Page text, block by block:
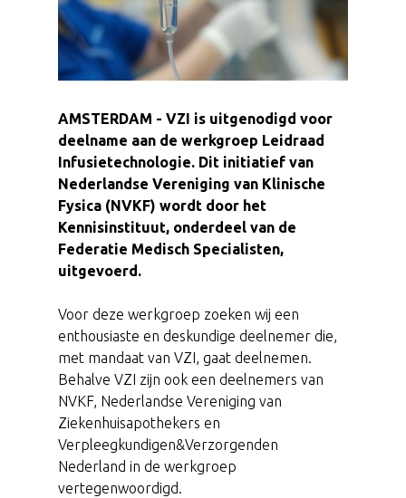
AMSTERDAM - VZI is uitgenodigd voor
deelname aan de werkgroep Leidraad
Infusietechnologie. Dit initiatief van
Nederlandse Vereniging van Klinische
Fysica (NVKF) wordt door het
Kennisinstituut, onderdeel van de
Federatie Medisch Specialisten,
uitgevoerd.
Voor deze werkgroep zoeken wij een
enthousiaste en deskundige deelnemer die,
met mandaat van VZI, gaat deelnemen.
Behalve VZI zijn ook een deelnemers van
NVKF, Nederlandse Vereniging van
Ziekenhuisapothekers en
Verpleegkundigen&Verzorgenden
Nederland in de werkgroep
vertegenwoordigd.